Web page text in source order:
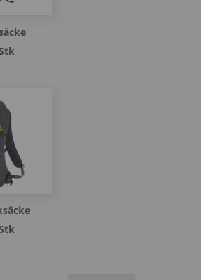
Gruppe ist essenziell und kann